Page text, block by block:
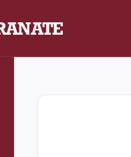
Fecha 27. Partido